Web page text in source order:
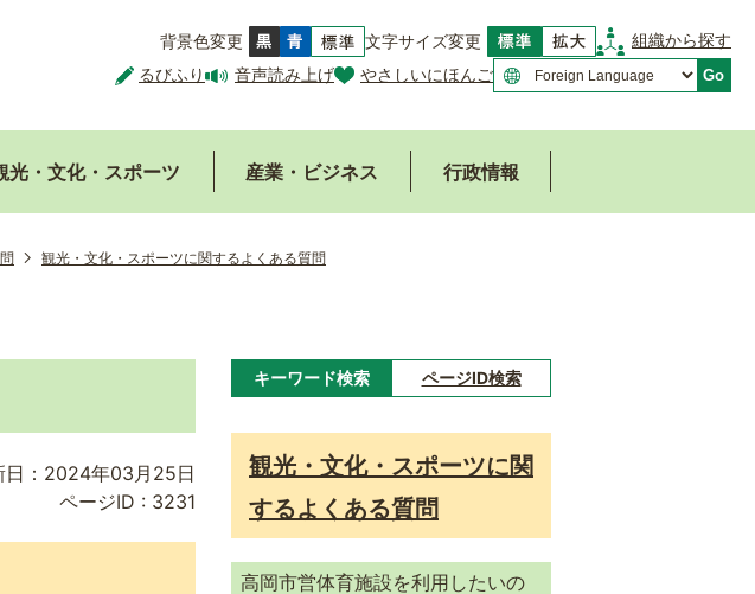
背景色変更 文字サイズ変更
組織から探す
るびふり
音声読み上げ やさしいにほんご Go
光・文化・スポーツ 産業・ビジネス 行政情報
観光・文化・スポーツに関するよくある質問
日：2024年03月25日
ページID : 3231
キーワード検索 ページID検索
ー
ー
ド
観光・文化・スポーツに関
するよくある質問
高岡市営体育施設を利用したいの